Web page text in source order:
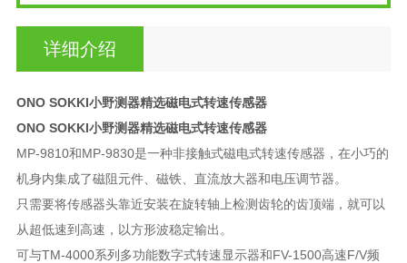
详细介绍
ONO SOKKI小野测器精选磁电式转速传感器
ONO SOKKI小野测器精选磁电式转速传感器
MP-9810和MP-9830是一种非接触式磁电式转速传感器，在小巧的
机身内集成了磁阻元件、磁铁、直流放大器和电压调节器。
只需要将传感器头靠近安装在旋转轴上检测齿轮的齿顶端，就可以
从超低速到高速，以方形波稳定输出。
可与TM-4000系列多功能数字式转速显示器和FV-1500高速F/V频